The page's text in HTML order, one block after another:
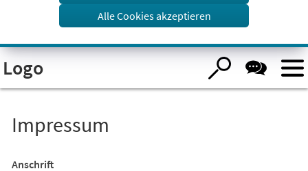
Visuelle
Assistenzsoftware
öffnen.
Alle Cookies akzeptieren
Logo
Impressum
Anschrift